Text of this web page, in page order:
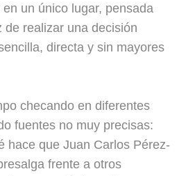
un único lugar, pensada
de realizar una decisión
directa y sin mayores
checando en diferentes
fuentes no muy precisas:
hace que Juan Carlos Pérez-
frente a otros